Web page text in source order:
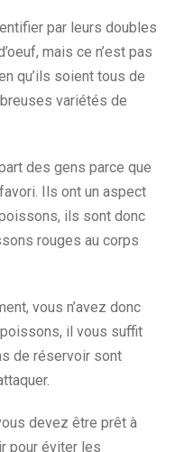
par leurs doubles
mais ce n’est pas
qu’ils soient tous de
variétés de
des gens parce que
Ils ont un aspect
ils sont donc
rouges au corps
vous n’avez donc
il vous suffit
de réservoir sont
devez être prêt à
pour éviter les